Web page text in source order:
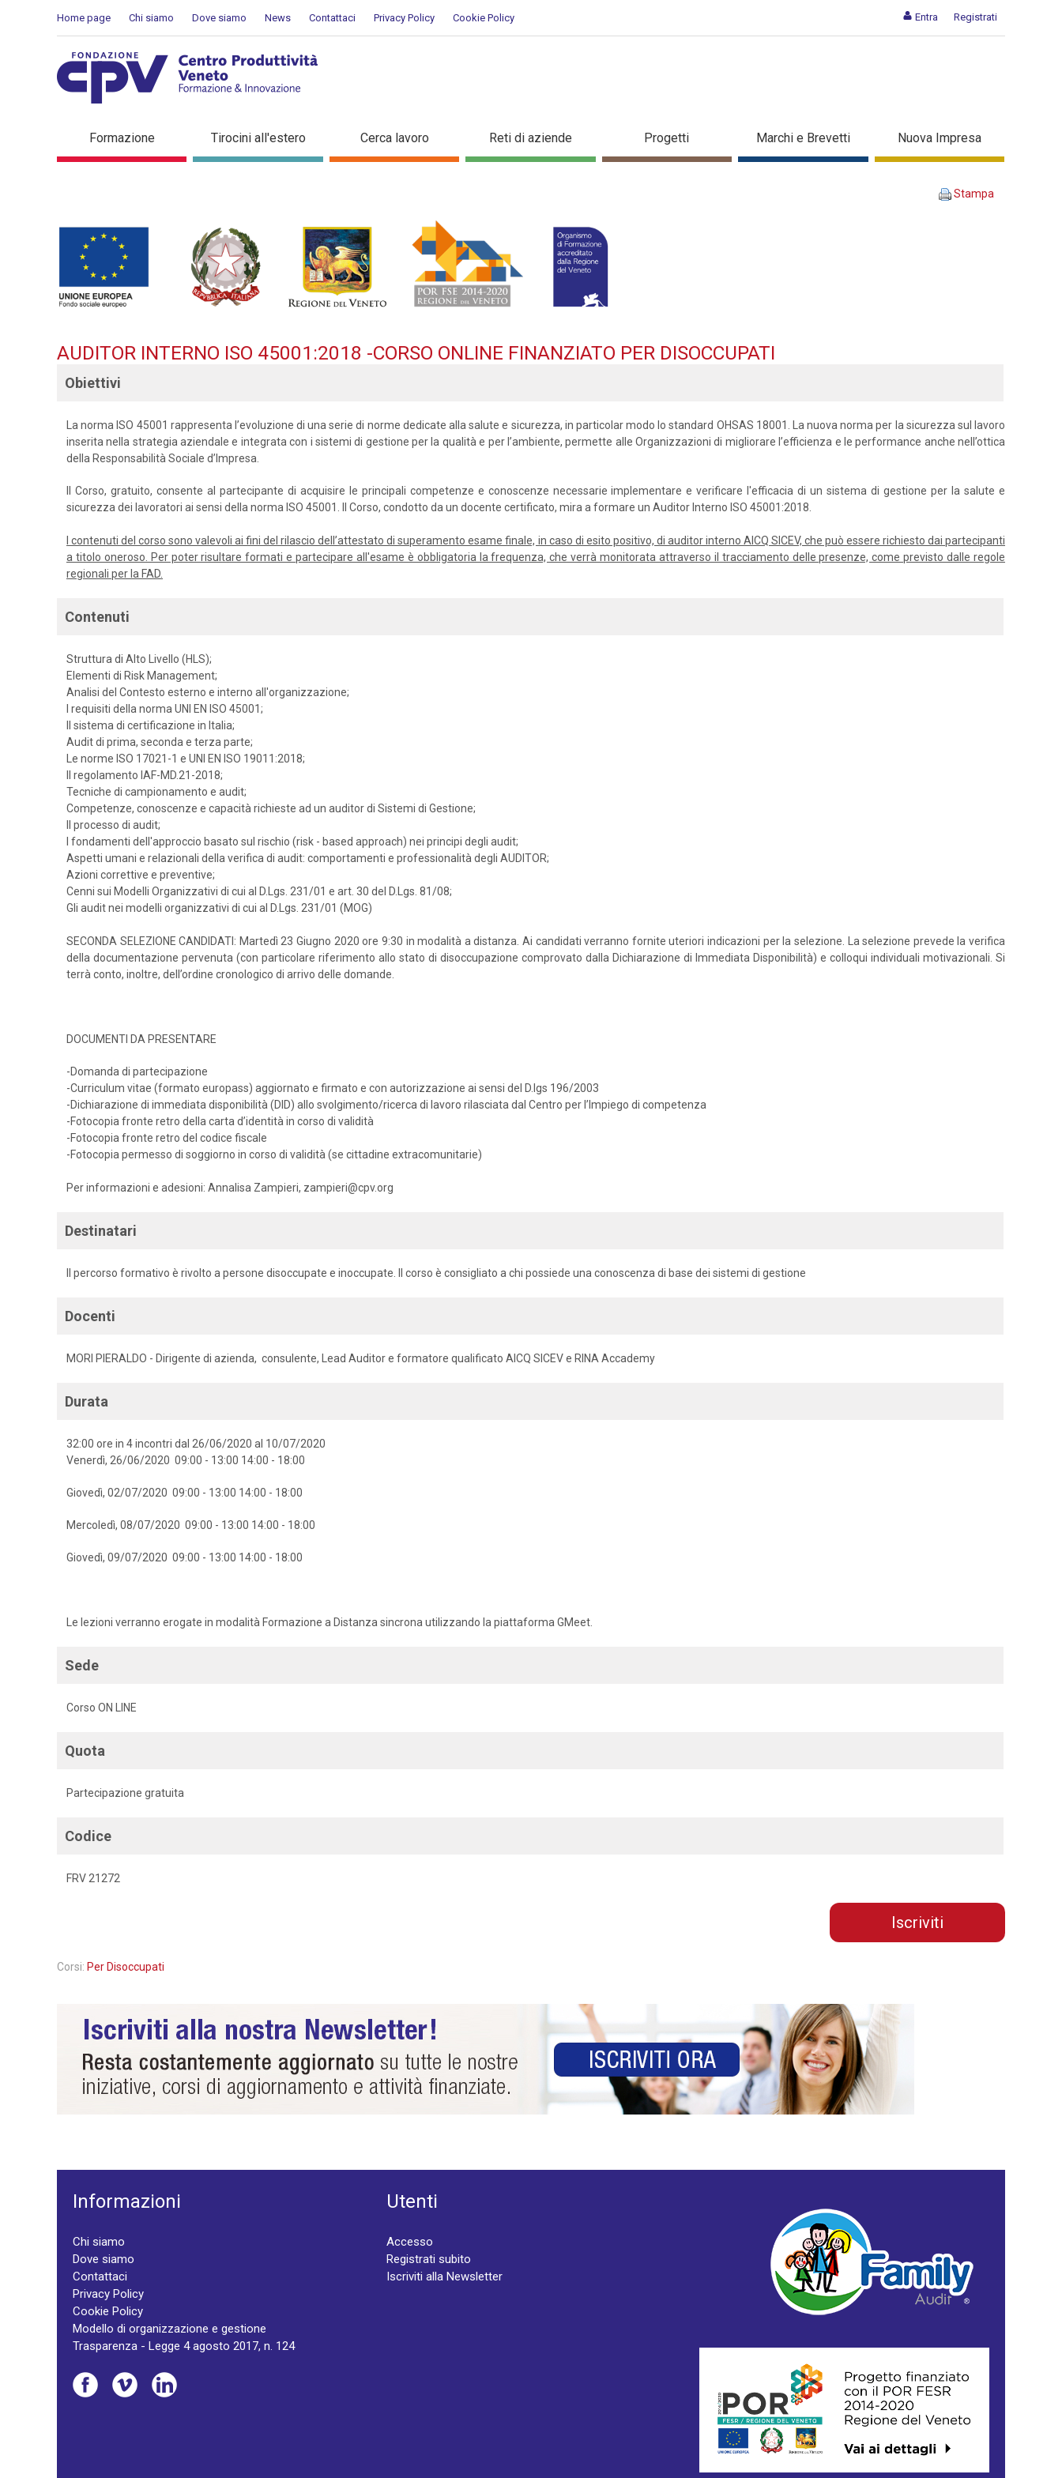
Entra Registrati
Home page Chi siamo Dove siamo News Contattaci Privacy Policy Cookie Policy
AUDITOR INTERNO ISO 45001:2018 -Corso OnLine finanziato per disoccupati - Dettaglio
Formazione Tirocini all'estero Cerca lavoro Reti di aziende Progetti Marchi e Brevetti Nuova Impresa
Stampa
AUDITOR INTERNO ISO 45001:2018 -CORSO ONLINE FINANZIATO PER DISOCCUPATI
Obiettivi
La norma ISO 45001 rappresenta l’evoluzione di una serie di norme dedicate alla salute e sicurezza, in particolar modo lo standard OHSAS 18001. La nuova norma per la sicurezza sul lavoro
inserita nella strategia aziendale e integrata con i sistemi di gestione per la qualità e per l’ambiente, permette alle Organizzazioni di migliorare l’efficienza e le performance anche nell’ottica
della Responsabilità Sociale d’Impresa.
Il Corso, gratuito, consente al partecipante di acquisire le principali competenze e conoscenze necessarie implementare e verificare l'efficacia di un sistema di gestione per la salute e
sicurezza dei lavoratori ai sensi della norma ISO 45001. Il Corso, condotto da un docente certificato, mira a formare un Auditor Interno ISO 45001:2018.
I contenuti del corso sono valevoli ai fini del rilascio dell’attestato di superamento esame finale, in caso di esito positivo, di auditor interno AICQ SICEV, che può essere richiesto dai partecipanti
a titolo oneroso. Per poter risultare formati e partecipare all'esame è obbligatoria la frequenza, che verrà monitorata attraverso il tracciamento delle presenze, come previsto dalle regole
regionali per la FAD.
Contenuti
Struttura di Alto Livello (HLS);
Elementi di Risk Management;
Analisi del Contesto esterno e interno all'organizzazione;
I requisiti della norma UNI EN ISO 45001;
Il sistema di certificazione in Italia;
Audit di prima, seconda e terza parte;
Le norme ISO 17021-1 e UNI EN ISO 19011:2018;
Il regolamento IAF-MD.21-2018;
Tecniche di campionamento e audit;
Competenze, conoscenze e capacità richieste ad un auditor di Sistemi di Gestione;
Il processo di audit;
I fondamenti dell'approccio basato sul rischio (risk - based approach) nei principi degli audit;
Aspetti umani e relazionali della verifica di audit: comportamenti e professionalità degli AUDITOR;
Azioni correttive e preventive;
Cenni sui Modelli Organizzativi di cui al D.Lgs. 231/01 e art. 30 del D.Lgs. 81/08;
Gli audit nei modelli organizzativi di cui al D.Lgs. 231/01 (MOG)
SECONDA SELEZIONE CANDIDATI: Martedì 23 Giugno 2020 ore 9:30 in modalità a distanza. Ai candidati verranno fornite uteriori indicazioni per la selezione. La selezione prevede la verifica
della documentazione pervenuta (con particolare riferimento allo stato di disoccupazione comprovato dalla Dichiarazione di Immediata Disponibilità) e colloqui individuali motivazionali. Si
terrà conto, inoltre, dell’ordine cronologico di arrivo delle domande.
DOCUMENTI DA PRESENTARE
-Domanda di partecipazione
-Curriculum vitae (formato europass) aggiornato e firmato e con autorizzazione ai sensi del D.lgs 196/2003
-Dichiarazione di immediata disponibilità (DID) allo svolgimento/ricerca di lavoro rilasciata dal Centro per l’Impiego di competenza
-Fotocopia fronte retro della carta d’identità in corso di validità
-Fotocopia fronte retro del codice fiscale
-Fotocopia permesso di soggiorno in corso di validità (se cittadine extracomunitarie)
Per informazioni e adesioni: Annalisa Zampieri, zampieri@cpv.org
Destinatari
Il percorso formativo è rivolto a persone disoccupate e inoccupate. Il corso è consigliato a chi possiede una conoscenza di base dei sistemi di gestione
Docenti
MORI PIERALDO - Dirigente di azienda, consulente, Lead Auditor e formatore qualificato AICQ SICEV e RINA Accademy
Durata
32:00 ore in 4 incontri dal 26/06/2020 al 10/07/2020
Venerdì, 26/06/2020 09:00 - 13:00 14:00 - 18:00
Giovedì, 02/07/2020 09:00 - 13:00 14:00 - 18:00
Mercoledì, 08/07/2020 09:00 - 13:00 14:00 - 18:00
Giovedì, 09/07/2020 09:00 - 13:00 14:00 - 18:00
Le lezioni verranno erogate in modalità Formazione a Distanza sincrona utilizzando la piattaforma GMeet.
Sede
Corso ON LINE
Quota
Partecipazione gratuita
Codice
FRV 21272
Iscriviti
Corsi: Per Disoccupati
Informazioni
Chi siamo
Dove siamo
Contattaci
Privacy Policy
Cookie Policy
Modello di organizzazione e gestione
Trasparenza - Legge 4 agosto 2017, n. 124
Utenti
Accesso
Registrati subito
Iscriviti alla Newsletter